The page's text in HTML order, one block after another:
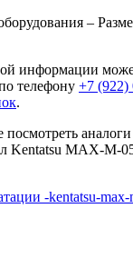
–
информации
телефону +7 (922)
.
Kentatsu MAX-M-
-kentatsu-max-